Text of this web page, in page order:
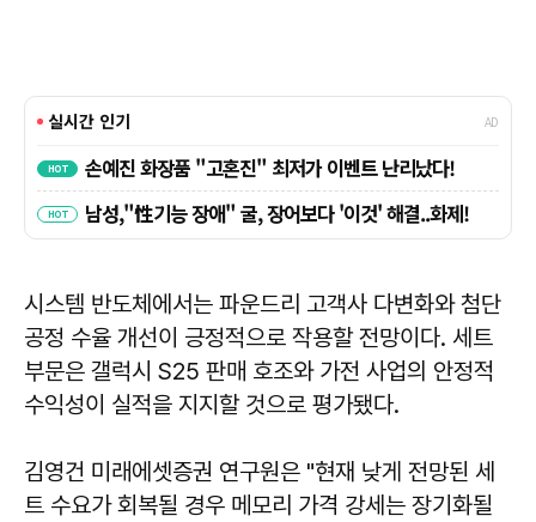
시스템 반도체에서는 파운드리 고객사 다변화와 첨단
공정 수율 개선이 긍정적으로 작용할 전망이다. 세트
부문은 갤럭시 S25 판매 호조와 가전 사업의 안정적
수익성이 실적을 지지할 것으로 평가됐다.
김영건 미래에셋증권 연구원은 "현재 낮게 전망된 세
트 수요가 회복될 경우 메모리 가격 강세는 장기화될